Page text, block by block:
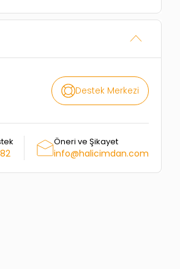
Destek Merkezi
Öneri ve Şikayet
info@halicimdan.com